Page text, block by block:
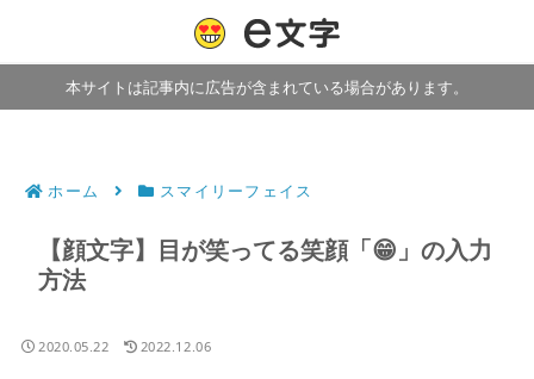
本サイトは記事内に広告が含まれている場合があります。
ホーム スマイリーフェイス
【顔文字】目が笑ってる笑顔「😁」の入力
方法
2020.05.22 2022.12.06